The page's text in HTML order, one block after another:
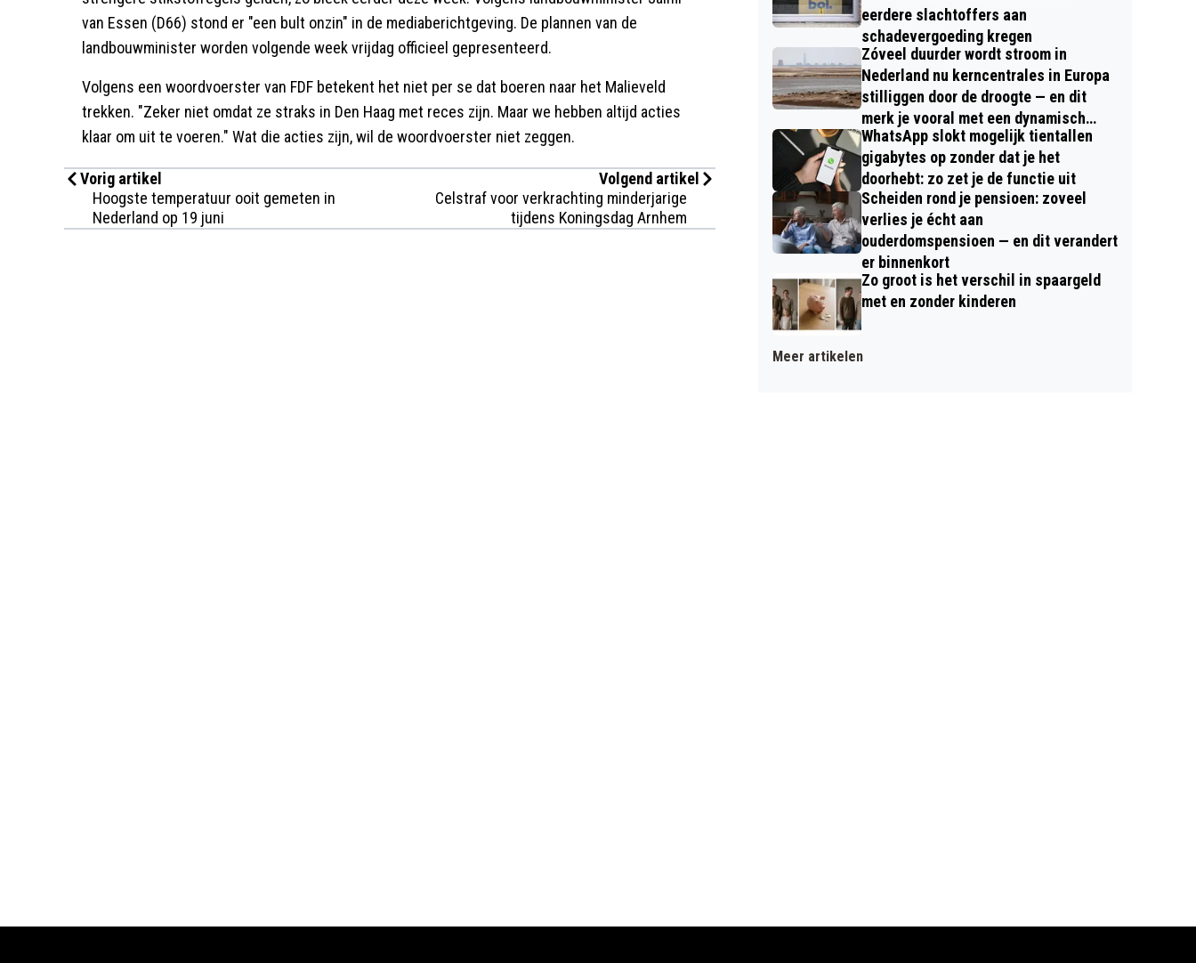
van Essen (D66) stond er "een bult onzin" in de mediaberichtgeving. De plannen van de
landbouwminister worden volgende week vrijdag officieel gepresenteerd.
Volgens een woordvoerster van FDF betekent het niet per se dat boeren naar het Malieveld
trekken. "Zeker niet omdat ze straks in Den Haag met reces zijn. Maar we hebben altijd acties
klaar om uit te voeren." Wat die acties zijn, wil de woordvoerster niet zeggen.
Vorig artikel
Hoogste temperatuur ooit gemeten in
Nederland op 19 juni
Volgend artikel
Celstraf voor verkrachting minderjarige
tijdens Koningsdag Arnhem
eerdere slachtoffers aan
schadevergoeding kregen
Zóveel duurder wordt stroom in
Nederland nu kerncentrales in Europa
stilliggen door de droogte — en dit
merk je vooral met een dynamisch
contract
WhatsApp slokt mogelijk tientallen
gigabytes op zonder dat je het
doorhebt: zo zet je de functie uit
Scheiden rond je pensioen: zoveel
verlies je écht aan
ouderdomspensioen — en dit verandert
er binnenkort
Zo groot is het verschil in spaargeld
met en zonder kinderen
Meer artikelen